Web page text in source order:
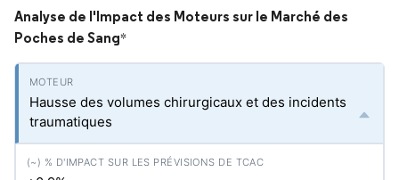
Analyse de l'Impact des Moteurs sur le Marché des
Poches de Sang*
Hausse des volumes chirurgicaux et des incidents
traumatiques